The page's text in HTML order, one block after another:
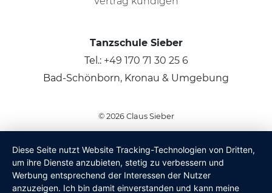
Tanzschule Sieber
Tel.: +49 170 71 30 25 6
Bad-Schönborn, Kronau & Umgebung
© 2026 Claus Sieber
Diese Seite nutzt Website Tracking-Technologien von Dritten,
um ihre Dienste anzubieten, stetig zu verbessern und
Werbung entsprechend der Interessen der Nutzer
anzuzeigen. Ich bin damit einverstanden und kann meine